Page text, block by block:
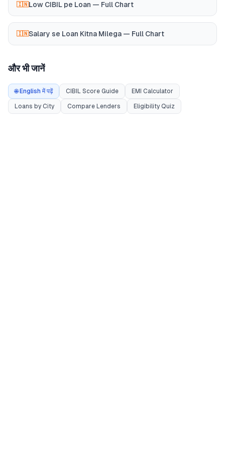
🇮🇳Low CIBIL pe Loan — Full Chart
🇮🇳Salary se Loan Kitna Milega — Full Chart
और भी जानें
🌐 English में पढ़ें CIBIL Score Guide EMI Calculator
Loans by City Compare Lenders Eligibility Quiz